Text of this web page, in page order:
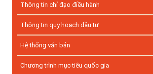
Thông tin chỉ đạo điều hành
Thông tin quy hoạch đầu tư
Hệ thống văn bản
Chương trình mục tiêu quốc gia